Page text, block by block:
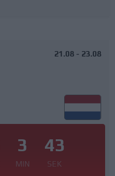
21.08 - 23.08
3
MIN
42
SEK